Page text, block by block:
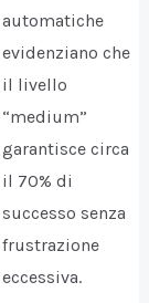
automatiche
evidenziano che
il livello
“medium”
garantisce circa
il 70% di
successo senza
frustrazione
eccessiva.